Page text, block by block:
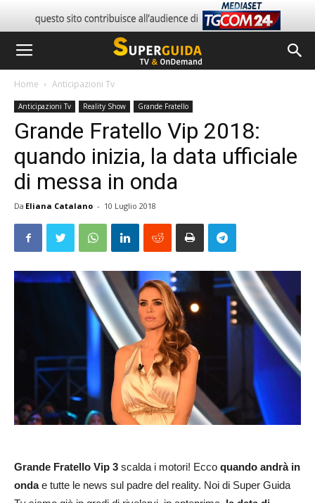
Home Anticipazioni Tv
Anticipazioni Tv Reality Show Grande Fratello
Grande Fratello Vip 2018:
quando inizia, la data ufficiale
di messa in onda
Da Eliana Catalano - 10 Luglio 2018
Grande Fratello Vip 3 scalda i motori! Ecco quando andrà in
ondae tutte le news sul padre del reality. Noi di Super Guida